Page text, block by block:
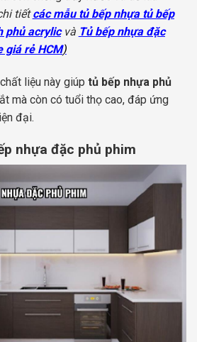
tiếtcác mẫu tủ bếp nhựa tủ bếp
phủ acrylicvà Tủ bếp nhựa đặc
giá rẻ HCM)
liệu này giúp tủ bếp nhựa phủ
mà còn có tuổi thọ cao, đáp ứng
đại.
nhựa đặc phủ phim